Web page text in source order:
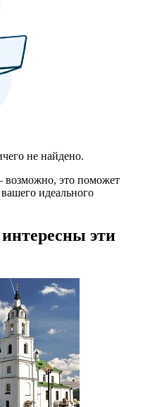
не найдено.
возможно, это поможет
идеального
эти